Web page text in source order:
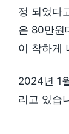
정 되었다
은 80만원
이 착하게
2024년 1
리고 있습